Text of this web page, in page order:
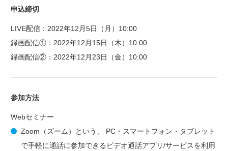
申込締切
LIVE配信：2022年12月5日（月）10:00
録画配信①：2022年12月15日（木）10:00
録画配信②：2022年12月23日（金）10:00
参加方法
Webセミナー
Zoom（ズーム）という、 PC・スマートフォン・タブレット
で手軽に通話に参加できるビデオ通話アプリ/サービスを利用